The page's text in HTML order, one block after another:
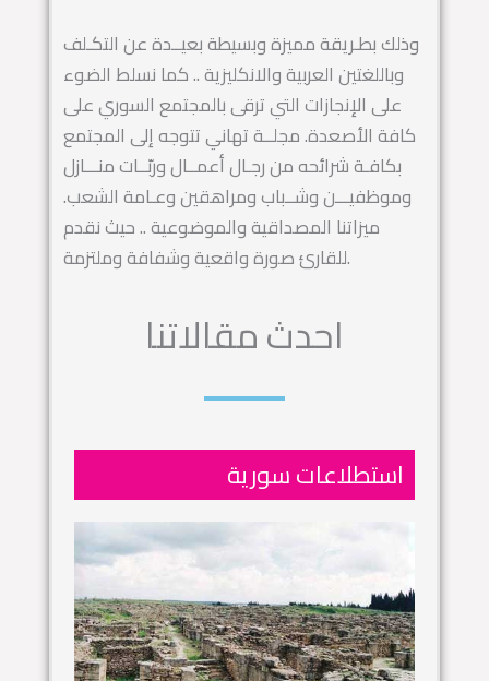
وذلك بطـريقة مميزة وبسيطة بعيــدة عن التكـلف
وباللغتين العربية والانكليزية .. كما نسلط الضوء
على الإنجازات التي ترقى بالمجتمع السوري على
كافة الأصعدة. مجلــة تهاني تتوجه إلى المجتمع
بكافـة شرائحه من رجـال أعمــال وربّــات منـــازل
وموظفيـــن وشــباب ومراهقين وعـامة الشعب.
ميزاتنا المصداقية والموضوعية .. حيث نقدم
للقارئ صورة واقعية وشفافة وملتزمة.
احدث مقالاتنا
استطلاعات سورية